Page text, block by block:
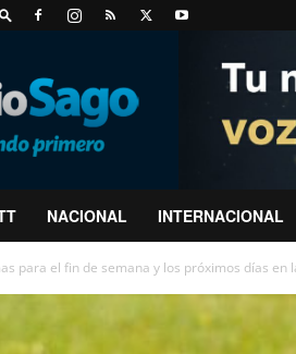
NACIONAL INTERNACIONAL
para el fin de semana y los próximos días en